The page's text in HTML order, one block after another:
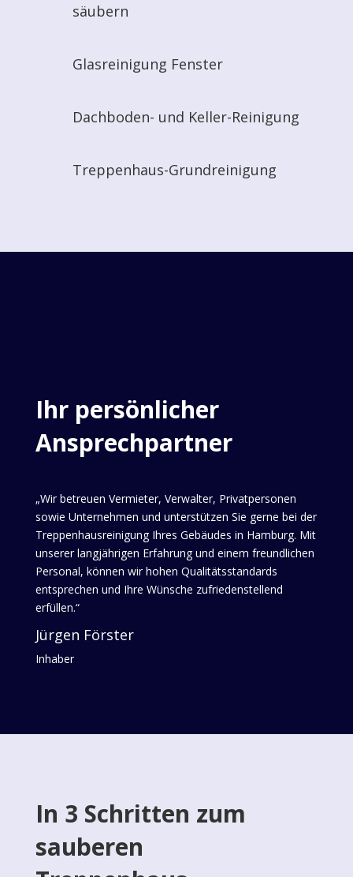
säubern
Glasreinigung Fenster
Dachboden- und Keller-Reinigung
Treppenhaus-Grundreinigung
Ihr persönlicher
Ansprechpartner
„Wir betreuen Vermieter, Verwalter, Privatpersonen
sowie Unternehmen und unterstützen Sie gerne bei der
Treppenhausreinigung Ihres Gebäudes in Hamburg. Mit
unserer langjährigen Erfahrung und einem freundlichen
Personal, können wir hohen Qualitätsstandards
entsprechen und Ihre Wünsche zufriedenstellend
erfüllen.“
Jürgen Förster
Inhaber
In 3 Schritten zum
sauberen